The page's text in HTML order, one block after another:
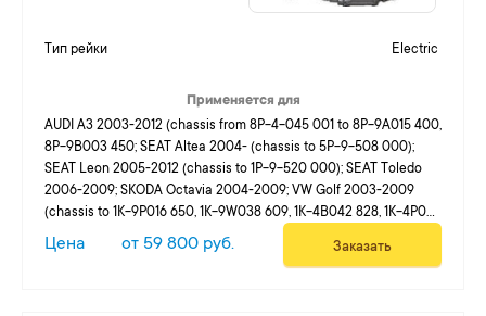
Тип рейки Electric
Применяется для
AUDI A3 2003-2012 (chassis from 8P-4-045 001 to 8P-9A015 400,
8P-9B003 450; SEAT Altea 2004- (chassis to 5P-9-508 000);
SEAT Leon 2005-2012 (chassis to 1P-9-520 000); SEAT Toledo
2006-2009; SKODA Octavia 2004-2009; VW Golf 2003-2009
(chassis to 1K-9P016 650, 1K-9W038 609, 1K-4B042 828, 1K-4P039
518, 1K-4U000 050, 1K4W 071 044); VW Jetta 2005-2011 (chassis
to 1K-8-299 000); VW Passat B6 2005-2010 (chassis to 3C-9P0...
Цена от 59 800 руб. Заказать